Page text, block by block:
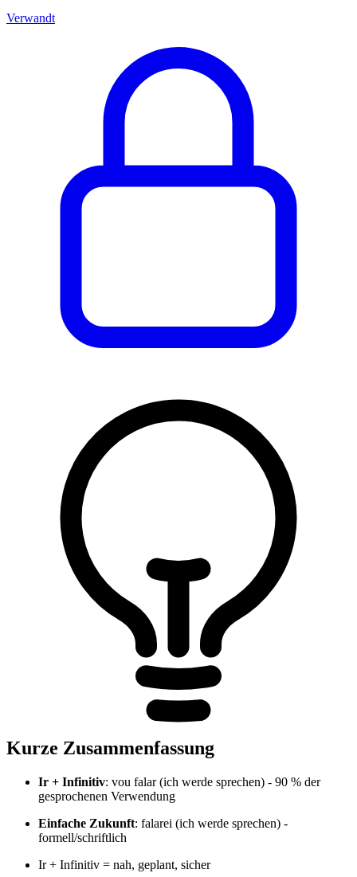
Verwandt
Kurze Zusammenfassung
Ir + Infinitiv: vou falar (ich werde sprechen) - 90 % der
gesprochenen Verwendung
Einfache Zukunft: falarei (ich werde sprechen) -
formell/schriftlich
Ir + Infinitiv = nah, geplant, sicher